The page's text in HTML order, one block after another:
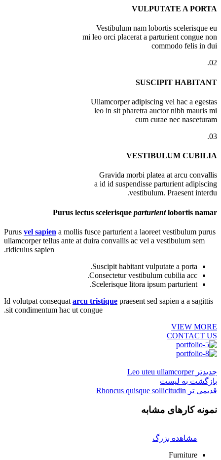
VULPUTATE A PORTA
Vestibulum nam lobortis scelerisque eu
mi leo orci placerat a parturient congue non
commodo felis in dui
02.
SUSCIPIT HABITANT
Ullamcorper adipiscing vel hac a egestas
leo in sit pharetra auctor nibh mauris mi
cum curae nec nasceturam
03.
VESTIBULUM CUBILIA
Gravida morbi platea at arcu convallis
a id id suspendisse parturient adipiscing
vestibulum. Praesent interdu.
Purus lectus scelerisque parturientlobortis namar
Purus vel sapien a mollis fusce parturient a laoreet vestibulum purus
ullamcorper tellus ante at duira convallis ac vel a vestibulum sem
ridiculus sapien.
Suscipit habitant vulputate a porta.
Consectetur vestibulum cubilia acc.
Scelerisque litora ipsum parturient.
Id volutpat consequat arcu tristique praesent sed sapien a a sagittis
sit condimentum hac ut congue.
VIEW MORE
CONTACT US
جدیدتر Leo uteu ullamcorper
بازگشت به لیست
قدیمی تر Rhoncus quisque sollicitudin
نمونه کارهای مشابه
مشاهده بزرگ
Furniture